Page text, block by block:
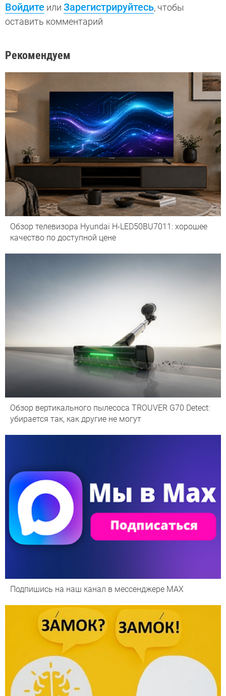
Войдите или Зарегистрируйтесь, чтобы
оставить комментарий
Рекомендуем
Обзор телевизора Hyundai H-LED50BU7011: хорошее
качество по доступной цене
Обзор вертикального пылесоса TROUVER G70 Detect:
убирается так, как другие не могут
Подпишись на наш канал в мессенджере МАХ